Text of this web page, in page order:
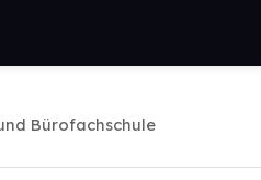
Bürofachschule